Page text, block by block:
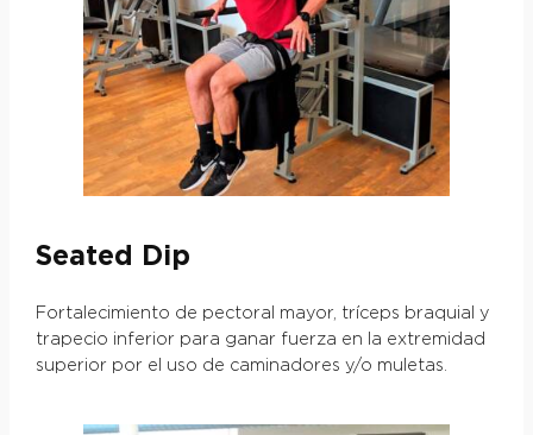
Seated Dip
Fortalecimiento de pectoral mayor, tríceps braquial y
trapecio inferior para ganar fuerza en la extremidad
superior por el uso de caminadores y/o muletas.